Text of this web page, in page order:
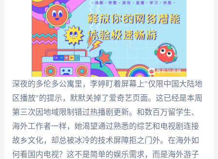
深夜的多伦多公寓里，李婷盯着屏幕上"仅限中国大陆地
区播放"的提示，默默关掉了爱奇艺页面。这已经是本周
第三次因地域限制错过热播剧更新。和数百万留学生、
海外工作者一样，她渴望通过熟悉的综艺和电视剧连接
故乡文化，却总被冰冷的技术屏障拒之门外。在海外如
何看国内电视？这不是简单的娱乐需求，而是海外游子